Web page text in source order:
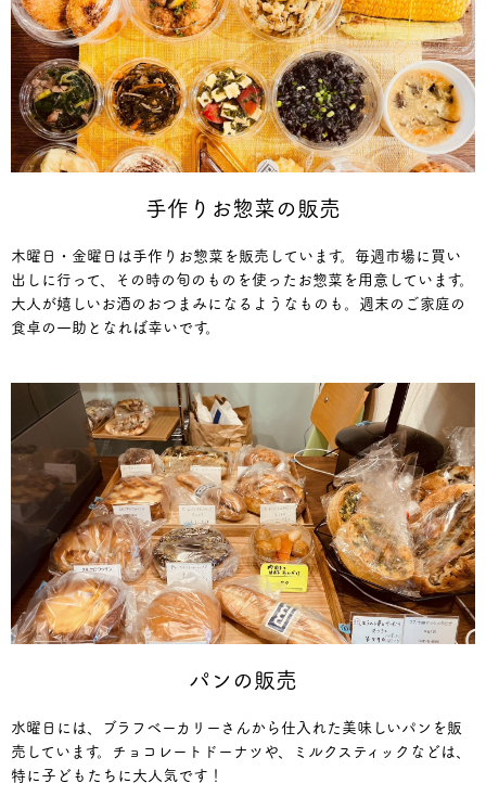
手作りお惣菜の販売
木曜日・金曜日は手作りお惣菜を販売しています。毎週市場に買い
出しに行って、その時の旬のものを使ったお惣菜を用意しています。
大人が嬉しいお酒のおつまみになるようなものも。週末のご家庭の
食卓の一助となれば幸いです。
パンの販売
水曜日には、ブラフベーカリーさんから仕入れた美味しいパンを販
売しています。チョコレートドーナツや、ミルクスティックなどは、
特に子どもたちに大人気です！